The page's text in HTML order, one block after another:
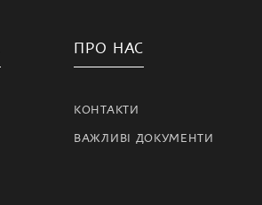
ПРО НАС
КОНТАКТИ
ВАЖЛИВІ ДОКУМЕНТИ